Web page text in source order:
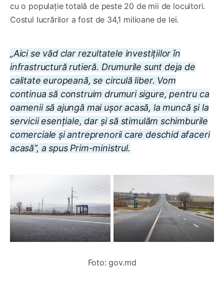
cu o populație totală de peste 20 de mii de locuitori.
Costul lucrărilor a fost de 34,1 milioane de lei.
„Aici se văd clar rezultatele investițiilor în
infrastructură rutieră. Drumurile sunt deja de
calitate europeană, se circulă liber. Vom
continua să construim drumuri sigure, pentru ca
oamenii să ajungă mai ușor acasă, la muncă și la
servicii esențiale, dar și să stimulăm schimburile
comerciale și antreprenorii care deschid afaceri
acasă”, a spus Prim-ministrul.
Foto: gov.md